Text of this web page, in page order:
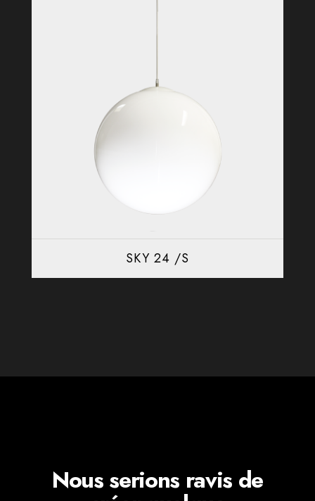
SKY 24 /S
Nous serions ravis de